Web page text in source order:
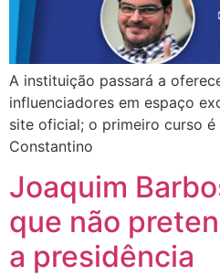
A instituição passará a
influenciadores em espaço
site oficial; o primeiro curso
Constantino
Joaquim
que não
a presidência